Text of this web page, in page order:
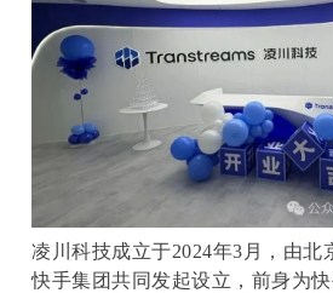
凌川科技成立于2024年3月，由北
快手集团共同发起设立，前身为